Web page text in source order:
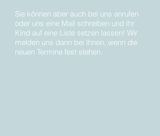
Sie können aber auch bei uns anrufen
oder uns eine Mail schreiben und Ihr
Kind auf eine Liste setzen lassen! Wir
melden uns dann bei Ihnen, wenn die
neuen Termine fest stehen.